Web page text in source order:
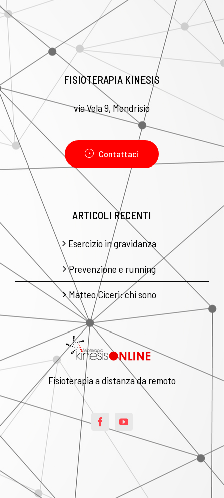
FISIOTERAPIA KINESIS
via Vela 9, Mendrisio
Contattaci
ARTICOLI RECENTI
Esercizio in gravidanza
Prevenzione e running
Matteo Ciceri: chi sono
Fisioterapia a distanza da remoto